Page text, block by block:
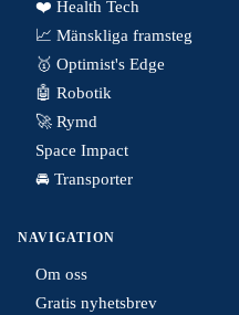
❤️ Health Tech
📈 Mänskliga framsteg
🥇 Optimist's Edge
🤖 Robotik
🚀 Rymd
Space Impact
🚘 Transporter
NAVIGATION
Om oss
Gratis nyhetsbrev